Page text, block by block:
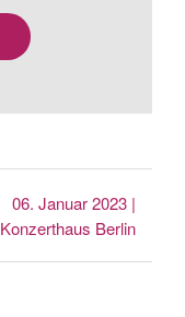
06. Januar 2023 |
Konzerthaus Berlin